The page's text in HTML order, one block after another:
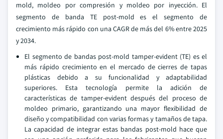
mold, moldeo por compresión y moldeo por inyección. El
segmento de banda TE post-mold es el segmento de
crecimiento más rápido con una CAGR de más del 6% entre 2025
y 2034.
El segmento de bandas post-mold tamper-evident (TE) es el
más rápido crecimiento en el mercado de cierres de tapas
plásticas debido a su funcionalidad y adaptabilidad
superiores. Esta tecnología permite la adición de
características de tamper-evident después del proceso de
moldeo primario, garantizando una mayor flexibilidad de
diseño y compatibilidad con varias formas y tamaños de tapa.
La capacidad de integrar estas bandas post-mold hace que